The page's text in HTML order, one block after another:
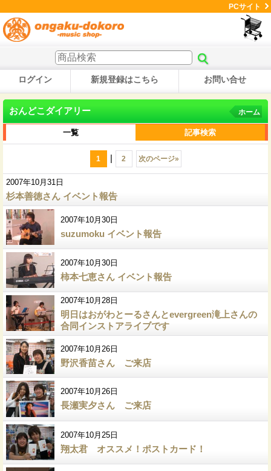
PCサイト
ログイン 新規登録はこちら お問い合せ
おんどこダイアリー ホーム
一覧 記事検索
1 | 2 次のページ»
2007年10月31日
杉本善徳さん イベント報告
2007年10月30日
suzumoku イベント報告
2007年10月30日
柿本七恵さん イベント報告
2007年10月28日
明日はおがわとーるさんとevergreen滝上さんの
合同インストアライブです
2007年10月26日
野沢香苗さん ご来店
2007年10月26日
長瀬実夕さん ご来店
2007年10月25日
翔太君 オススメ！ポストカード！